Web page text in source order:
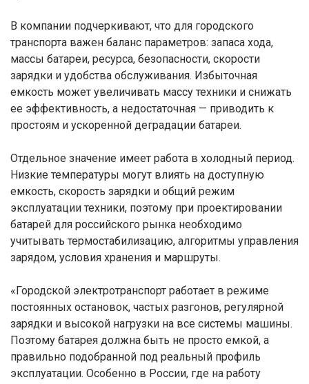
В компании подчеркивают, что для городского
транспорта важен баланс параметров: запаса хода,
массы батареи, ресурса, безопасности, скорости
зарядки и удобства обслуживания. Избыточная
емкость может увеличивать массу техники и снижать
ее эффективность, а недостаточная — приводить к
простоям и ускоренной деградации батареи.
Отдельное значение имеет работа в холодный период.
Низкие температуры могут влиять на доступную
емкость, скорость зарядки и общий режим
эксплуатации техники, поэтому при проектировании
батарей для российского рынка необходимо
учитывать термостабилизацию, алгоритмы управления
зарядом, условия хранения и маршруты.
«Городской электротранспорт работает в режиме
постоянных остановок, частых разгонов, регулярной
зарядки и высокой нагрузки на все системы машины.
Поэтому батарея должна быть не просто емкой, а
правильно подобранной под реальный профиль
эксплуатации. Особенно в России, где на работу